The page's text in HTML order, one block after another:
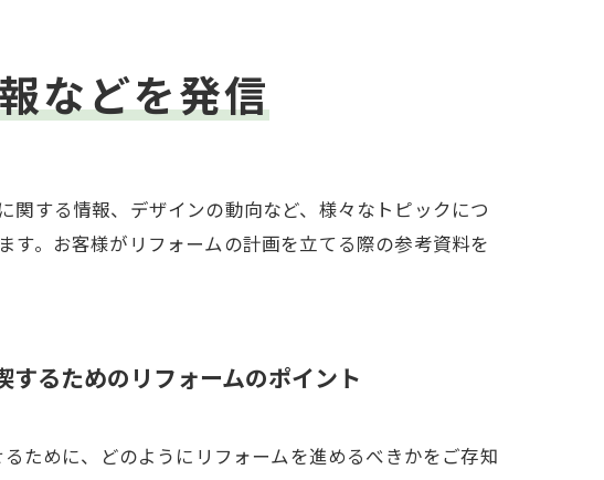
などを発信
する情報、デザインの動向など、様々なトピックにつ
す。お客様がリフォームの計画を立てる際の参考資料を
るためのリフォームのポイント
ために、どのようにリフォームを進めるべきかをご存知